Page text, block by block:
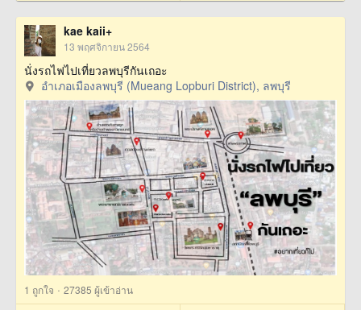
kae kaii+
13 พฤศจิกายน 2564
นั่งรถไฟไปเที่ยวลพบุรีกันเถอะ
อำเภอเมืองลพบุรี (Mueang Lopburi District), ลพบุรี
1 ถูกใจ · 27385 ผู้เข้าอ่าน